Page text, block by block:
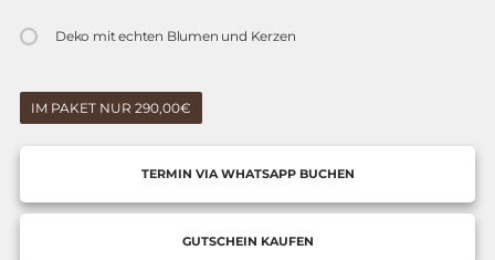
Deko mit echten Blumen und Kerzen
IM PAKET NUR 290,00€
TERMIN VIA WHATSAPP BUCHEN
GUTSCHEIN KAUFEN